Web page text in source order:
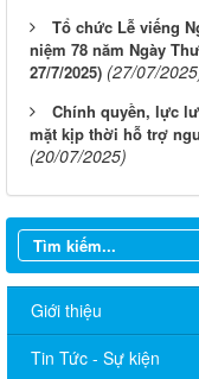
Tổ chức Lễ viếng
niệm 78 năm Ngày
27/7/2025) (27/07/
Chính quyền, lực
mặt kịp thời hỗ trợ
(20/07/2025)
Giới thiệu
Tin Tức - Sự kiện